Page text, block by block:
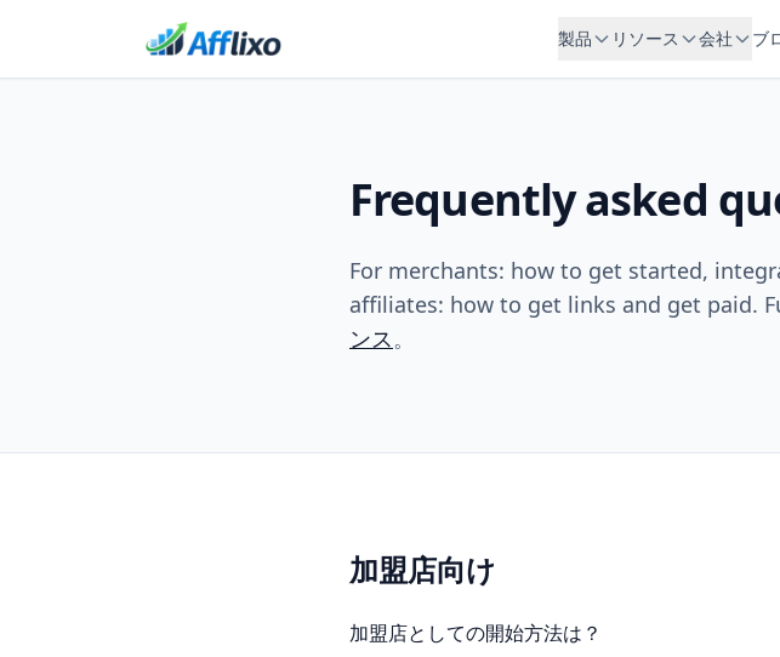
製品 リソース 会社 ブ
Frequently asked
For merchants: how to get started,
affiliates: how to get links and get paid.
ンス。
加盟店向け
加盟店としての開始方法は？